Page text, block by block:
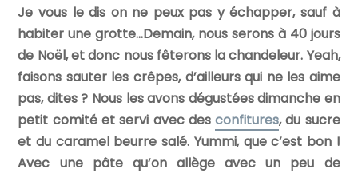
Je vous le dis on ne peux pas y échapper, sauf à
habiter une grotte…Demain, nous serons à 40 jours
de Noël, et donc nous fêterons la chandeleur. Yeah,
faisons sauter les crêpes, d’ailleurs qui ne les aime
pas, dites ? Nous les avons dégustées dimanche en
petit comité et servi avec desconfitures, du sucre
et du caramel beurre salé. Yummi, que c’est bon !
Avec une pâte qu’on allège avec un peu de